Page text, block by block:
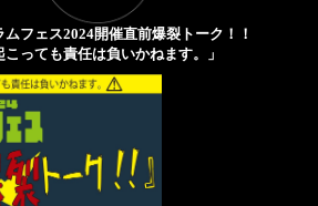
Goods
Contact
Special
フェス2024開催直前爆裂トーク！！
こっても責任は負いかねます。」